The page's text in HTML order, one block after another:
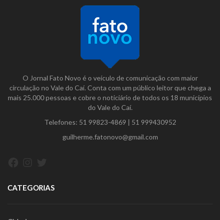
O Jornal Fato Novo é o veículo de comunicação com maior
circulação no Vale do Caí. Conta com um público leitor que chega a
mais 25.000 pessoas e cobre o noticiário de todos os 18 municípios
do Vale do Caí.
Telefones: 51 99823-4869 | 51 999430952
guilherme.fatonovo@gmail.com
CATEGORIAS